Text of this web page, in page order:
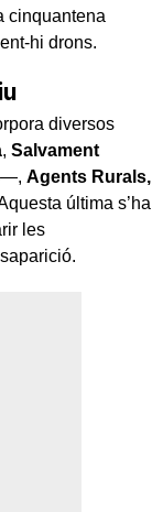
cinquantena
hi drons.
diversos
, Salvament
Agents Rurals,
última s’ha
les